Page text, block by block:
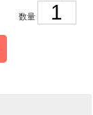
数量